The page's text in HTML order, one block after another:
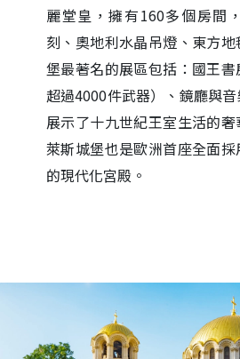
麗堂皇，擁有160多個房間
刻、奧地利水晶吊燈、東方
堡最著名的展區包括：國王
超過4000件武器）、鏡廳與
展示了十九世紀王室生活的
萊斯城堡也是歐洲首座全面
的現代化宮殿。